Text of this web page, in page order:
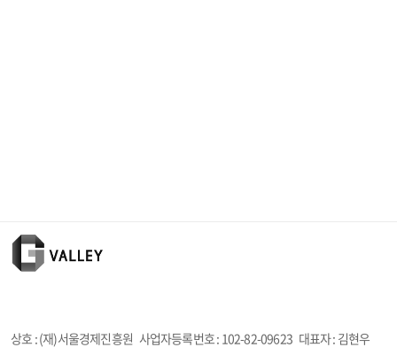
상호 : (재)서울경제진흥원 사업자등록번호 : 102-82-09623 대표자 : 김현우